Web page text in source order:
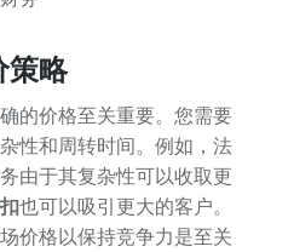
策略
的价格至关重要。您需要
性和周转时间。例如，法
由于其复杂性可以收取更
也可以吸引更大的客户。
价格以保持竞争力是至关